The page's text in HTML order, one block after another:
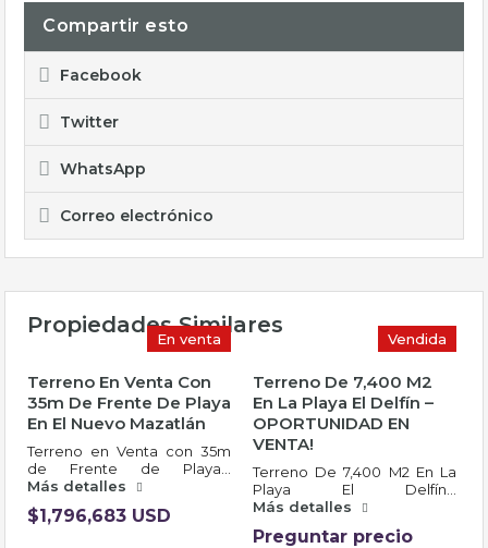
Compartir esto
Facebook
Twitter
WhatsApp
Correo electrónico
Propiedades Similares
En venta
Terreno En Venta Con
35m De Frente De Playa
En El Nuevo Mazatlán
Terreno en Venta con 35m
de Frente de Playa…
Más detalles
$1,796,683 USD
Vendida
Terreno De 7,400 M2
En La Playa El Delfín –
OPORTUNIDAD EN
VENTA!
Terreno De 7,400 M2 En La
Playa El Delfín…
Más detalles
Preguntar precio